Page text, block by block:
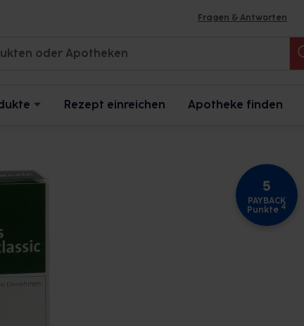
Fragen & Antworten
Rezept einreichen Apotheke finden
5
PAYBACK
Punkte 4